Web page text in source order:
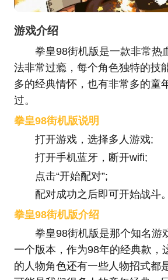
游戏介绍
拳皇98街机版是一款非常热
法非常过瘾，每个角色独特的技
多的经典情怀，也有非常多的童
过。
拳皇98街机版说明
打开游戏，选择多人游戏;
打开手机蓝牙，断开wifi;
点击“开始配对”;
配对成功之后即可开始战斗。
拳皇98街机版介绍
拳皇98街机版是那个知名游
一个版本，作为98年的经典款，
的人物角色还有一些人物招式都